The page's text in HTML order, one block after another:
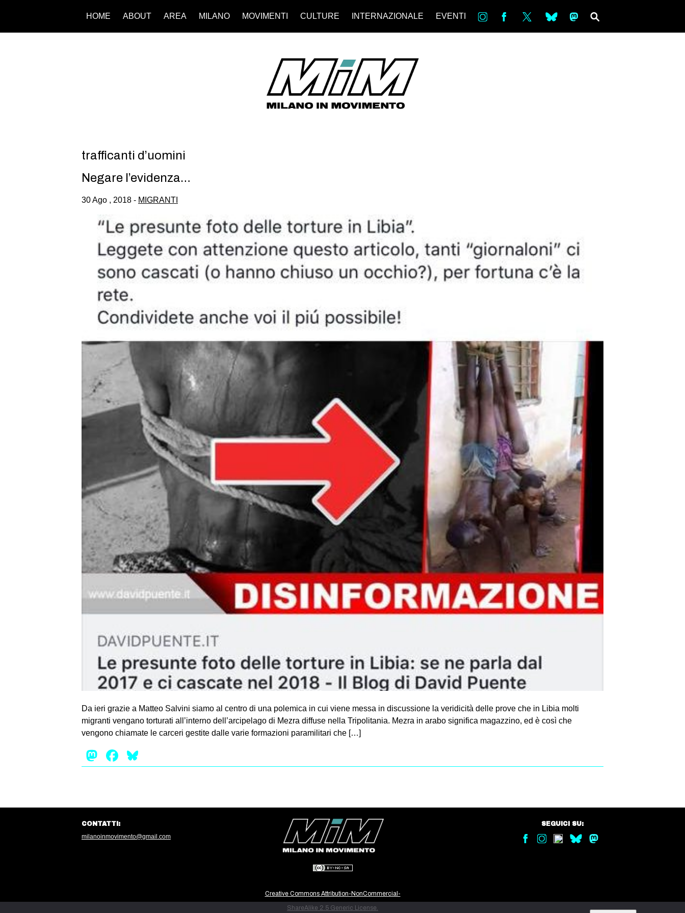
HOME ABOUT AREA MILANO MOVIMENTI CULTURE INTERNAZIONALE EVENTI in bsky ms
trafficanti d’uomini
Negare l’evidenza…
30 Ago , 2018 - MIGRANTI
Da ieri grazie a Matteo Salvini siamo al centro di una polemica in cui viene messa in discussione la veridicità delle prove che in Libia molti
migranti vengano torturati all’interno dell’arcipelago di Mezra diffuse nella Tripolitania. Mezra in arabo significa magazzino, ed è così che
vengono chiamate le carceri gestite dalle varie formazioni paramilitari che […]
Mastodon
Facebook
Creative Commons Attribution-NonCommercial-
ShareAlike 2.5 Generic License.
CONTATTI:
milanoinmovimento@gmail.com
SEGUICI SU: